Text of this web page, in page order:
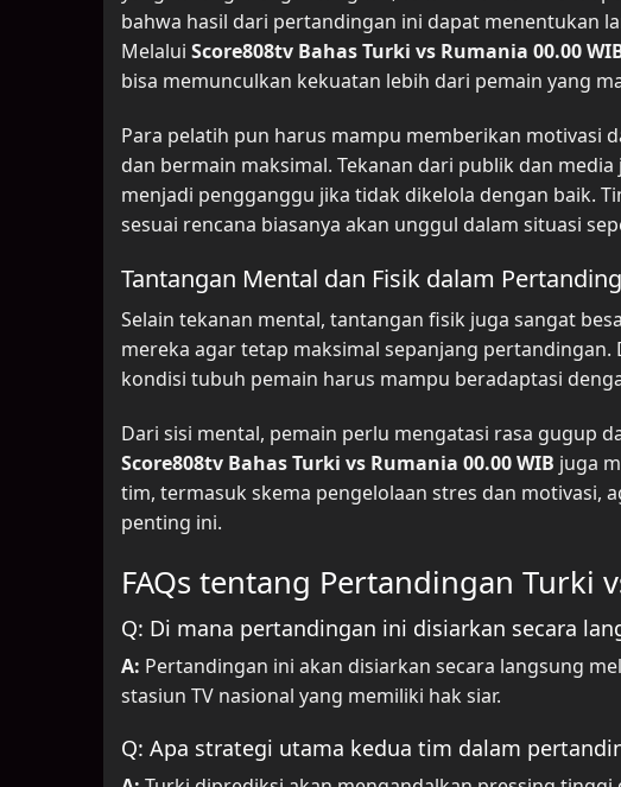
bahwa hasil dari pertandingan ini dapat menentukan
Melalui Score808tv Bahas Turki vs Rumania 00.00
bisa memunculkan kekuatan lebih dari pemain yang
Para pelatih pun harus mampu memberikan motivasi
dan bermain maksimal. Tekanan dari publik dan
menjadi pengganggu jika tidak dikelola dengan baik.
sesuai rencana biasanya akan unggul dalam situasi
Tantangan Mental dan Fisik dalam
Selain tekanan mental, tantangan fisik juga sangat
mereka agar tetap maksimal sepanjang pertandingan.
kondisi tubuh pemain harus mampu beradaptasi
Dari sisi mental, pemain perlu mengatasi rasa gugup
Score808tv Bahas Turki vs Rumania 00.00 WIB juga
tim, termasuk skema pengelolaan stres dan motivasi,
penting ini.
FAQs tentang Pertandingan Turki
Q: Di mana pertandingan ini disiarkan secara
A: Pertandingan ini akan disiarkan secara langsung
stasiun TV nasional yang memiliki hak siar.
Q: Apa strategi utama kedua tim dalam